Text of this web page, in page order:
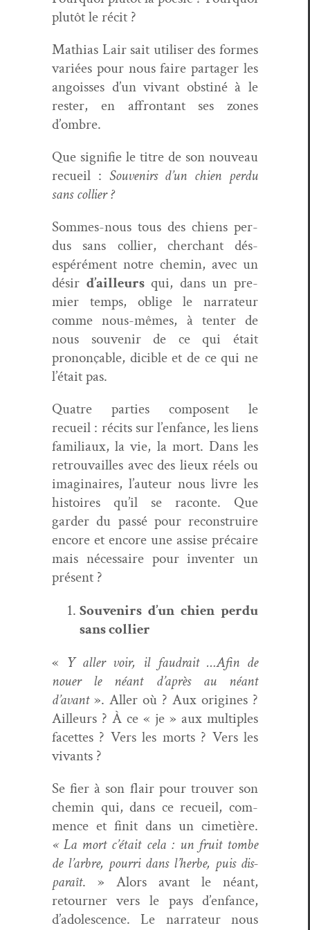
plutôt le récit ?
Math­ias Lair sait utilis­er des formes
var­iées pour nous faire partager les
angoiss­es d’un vivant obstiné à le
rester, en affrontant ses zones
d’ombre.
Que sig­ni­fie le titre de son nou­veau
recueil : Sou­venirs d’un chien per­du
sans collier ?
Sommes-nous tous des chiens per­
dus sans col­lier, cher­chant dés­
espéré­ment notre chemin, avec un
désir d’ailleursqui, dans un pre­
mier temps, oblige le nar­ra­teur
comme nous-mêmes, à ten­ter de
nous sou­venir de ce qui était
prononçable, dici­ble et de ce qui ne
l’était pas.
Qua­tre par­ties com­posent le
recueil : réc­its sur l’en­fance, les liens
famil­i­aux, la vie, la mort. Dans les
retrou­vailles avec des lieux réels ou
imag­i­naires, l’auteur nous livre les
his­toires qu’il se racon­te. Que
garder du passé pour recon­stru­ire
encore et encore une assise pré­caire
mais néces­saire pour inven­ter un
présent ?
Sou­venirs d’un chien per­du
sans collier
« Y aller voir, il faudrait …Afin de
nouer le néant d’après au néant
d’avant». Aller où ? Aux orig­ines ?
Ailleurs ? À ce « je » aux mul­ti­ples
facettes ? Vers les morts ? Vers les
vivants ?
Se fier à son flair pour trou­ver son
chemin qui, dans ce recueil, com­
mence et finit dans un cimetière.
« La mort c’était cela : un fruit tombe
de l’ar­bre, pour­ri dans l’herbe, puis dis­
paraît. » Alors avant le néant,
retourn­er vers le pays d’enfance,
d’adolescence. Le nar­ra­teur nous